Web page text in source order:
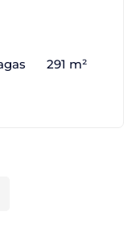
291 m²